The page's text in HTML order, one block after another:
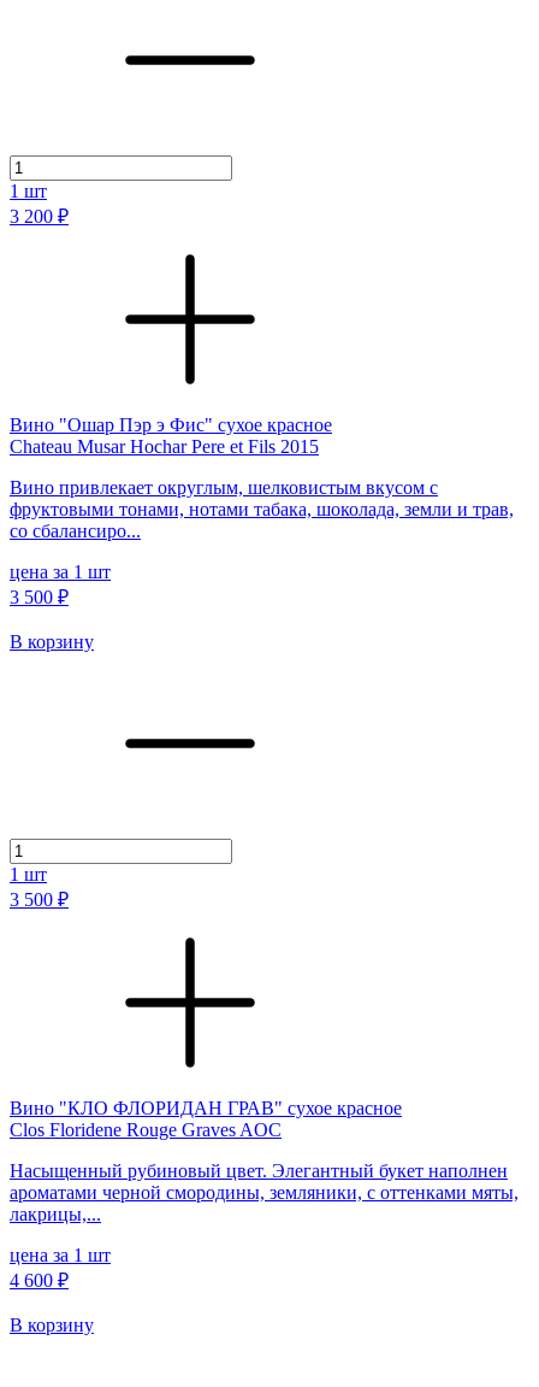
1 шт
3 200 ₽
Вино "Ошар Пэр э Фис" сухое красное
Chateau Musar Hochar Pere et Fils 2015
Вино привлекает округлым, шелковистым вкусом с
фруктовыми тонами, нотами табака, шоколада, земли и трав,
со сбалансиро...
цена за 1 шт
3 500 ₽
В корзину
1 шт
3 500 ₽
Вино "КЛО ФЛОРИДАН ГРАВ" сухое красное
Clos Floridene Rouge Graves AOC
Насыщенный рубиновый цвет. Элегантный букет наполнен
ароматами черной смородины, земляники, с оттенками мяты,
лакрицы,...
цена за 1 шт
4 600 ₽
В корзину